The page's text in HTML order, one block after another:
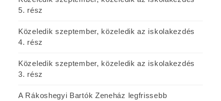
5. rész
Közeledik szeptember, közeledik az iskolakezdés
4. rész
Közeledik szeptember, közeledik az iskolakezdés
3. rész
A Rákoshegyi Bartók Zeneház legfrissebb